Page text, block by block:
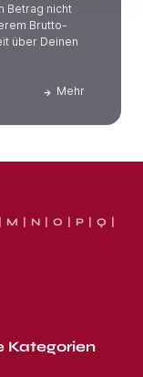
Betrag nicht
Brutto-
über Deinen
Mehr
M N O P Q
Kategorien